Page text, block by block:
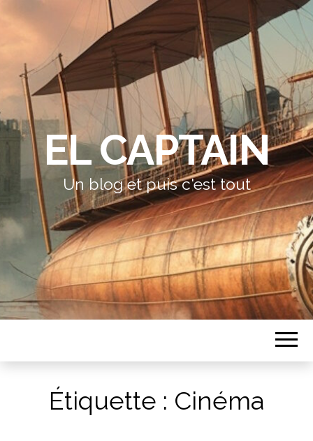
EL CAPTAIN
Un blog et puis c'est tout
Étiquette : Cinéma